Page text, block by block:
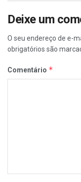
Deixe um
O seu endereço de e-
obrigatórios são
Comentário *